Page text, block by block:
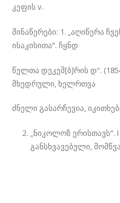
კეფის v.
მინაწერები: 1. „აღიწერა
ისაკისითა“. ჩყნდ
წელთა დეკემ[ბ]რის დ“.
მხედრული, ხელრთვა
ძნელი გასარჩევია,
„ნიკოლოზ
განსხვავებული,